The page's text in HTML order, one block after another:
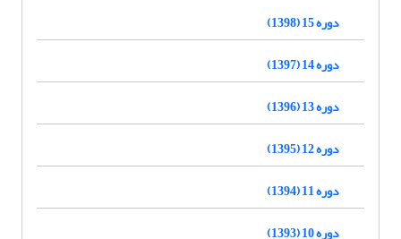
دوره 15 (1398)
دوره 14 (1397)
دوره 13 (1396)
دوره 12 (1395)
دوره 11 (1394)
دوره 10 (1393)